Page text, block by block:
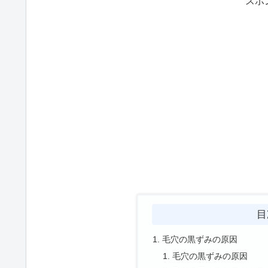
毛穴の黒ずみの原因
毛穴の黒ずみの原因